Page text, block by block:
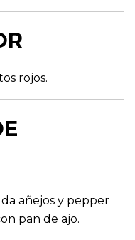
rojos.
añejos y pepper
pan de ajo.